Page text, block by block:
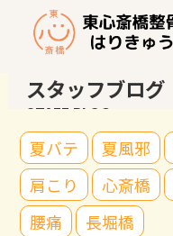
スタッフブログ
STAFF BLOG
夏バテ 夏風邪
肩こり
心斎橋
腰痛
長堀橋